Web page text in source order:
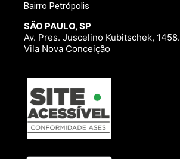
Bairro Petrópolis
SÃO PAULO, SP
Av. Pres. Juscelino Kubitschek, 1458.
Vila Nova Conceição